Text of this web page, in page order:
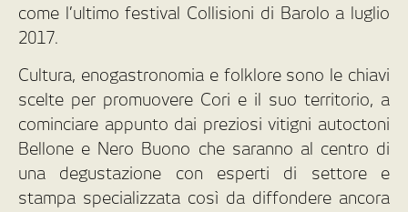
come l’ultimo festival Collisioni di Barolo a luglio
2017.
Cultura, enogastronomia e folklore sono le chiavi
scelte per promuovere Cori e il suo territorio, a
cominciare appunto dai preziosi vitigni autoctoni
Bellone e Nero Buono che saranno al centro di
una degustazione con esperti di settore e
stampa specializzata così da diffondere ancora